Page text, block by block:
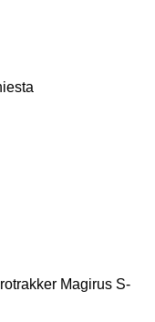
Magirus S-